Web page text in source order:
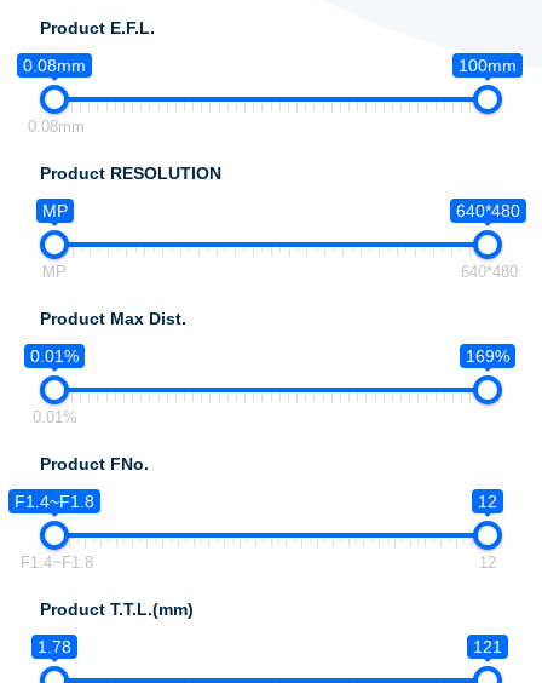
Product E.F.L.
0.08mm
100mm
0.08mm
Product RESOLUTION
MP
640*480
MP 640*480
Product Max Dist.
0.01%
169%
0.01%
Product FNo.
F1.4~F1.8
12
F1.4~F1.8 12
Product T.T.L.(mm)
1.78
121